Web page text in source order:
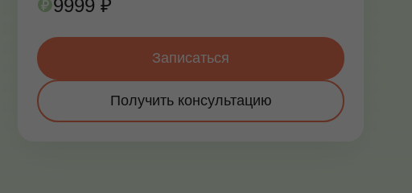
9999 ₽
Записаться
Получить консультацию